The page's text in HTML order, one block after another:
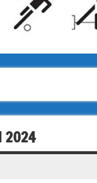
2024